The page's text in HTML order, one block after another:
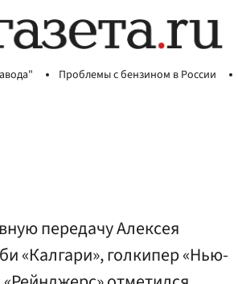
Проблемы с бензином в России
передачу Алексея
«Калгари», голкипер «Нью-